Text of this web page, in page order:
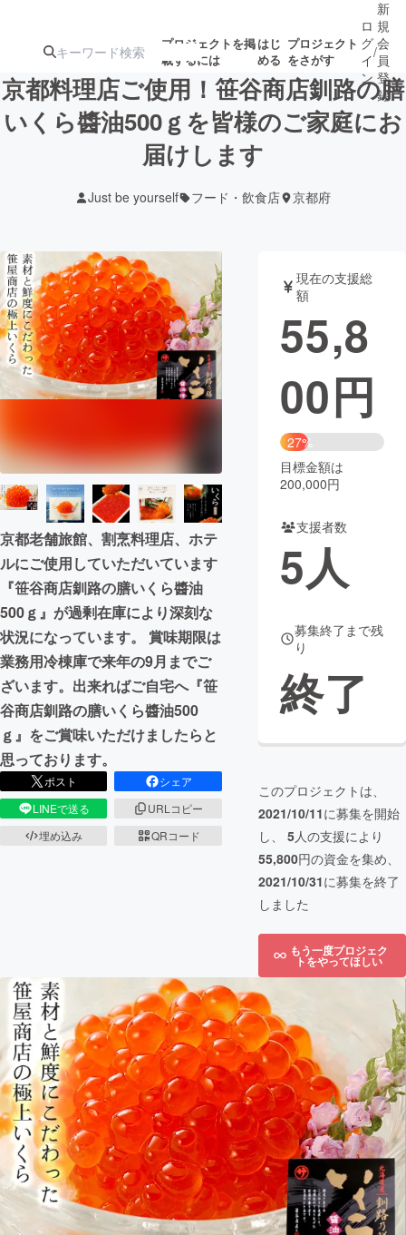
プロジェクトを掲
載するには
はじ
める
プロジェクト
をさがす
注目の新着プロ
ジェクト
募集終了が近いプ
ロジェクト
テクノロジー・ガジェット
映像・映画 書籍・雑誌
ビジネス・起業 チャレンジ
まちづくり・地域活性化
CAMPFIRE for Social Good
CAMPFIRE Creation
CAMPFIREふるさと納税machi-ya コミュニティ
ロ
グ
イ
ン
/
新
規
会
員
登
録
京都料理店ご使用！笹谷商店釧路の膳
いくら醬油500ｇを皆様のご家庭にお
届けします
Just be yourself フード・飲食店 京都府
京都老舗旅館、割烹料理店、ホテ
ルにご使用していただいています
『笹谷商店釧路の膳いくら醬油
500ｇ』が過剰在庫により深刻な
状況になっています。 賞味期限は
業務用冷棟庫で来年の9月までご
ざいます。出来ればご自宅へ『笹
谷商店釧路の膳いくら醬油500
ｇ』をご賞味いただけましたらと
思っております。
ポスト
シェア
LINEで送る
URLコピー
埋め込み
QRコード
現在の支援総
額
55,8
00円
27%
目標金額は
200,000円
支援者数
5人
募集終了まで残
り
終了
このプロジェクトは、
2021/10/11に募集を開始
し、 5人の支援により
55,800円の資金を集め、
2021/10/31に募集を終了
しました
もう一度プロジェク
トをやってほしい